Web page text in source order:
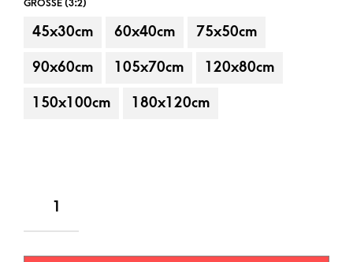
GRÖSSE (3:2)
45x30cm 60x40cm 75x50cm
90x60cm 105x70cm 120x80cm
150x100cm 180x120cm